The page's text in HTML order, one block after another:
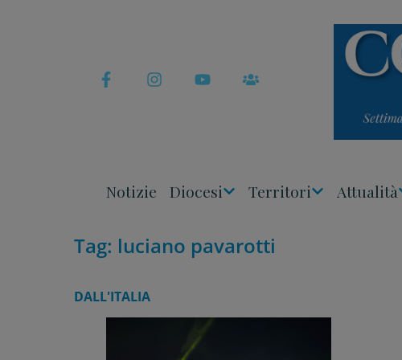
Notizie Diocesi Territori Attualità
Tag: luciano pavarotti
DALL'ITALIA